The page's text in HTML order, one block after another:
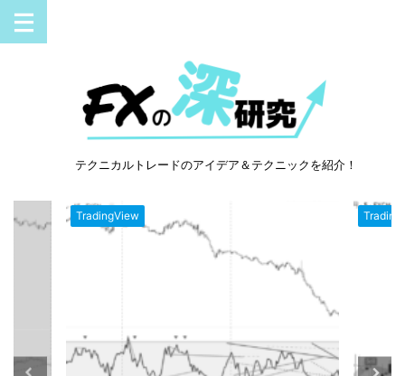
テクニカルトレードのアイデア＆テクニックを紹介！
TradingView